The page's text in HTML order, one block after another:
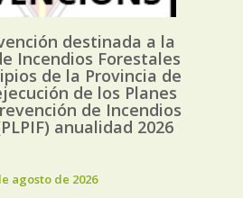
destinada a la
Incendios Forestales
de la Provincia de
de los Planes
de Incendios
anualidad 2026
agosto de 2026